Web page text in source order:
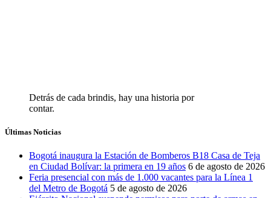
Detrás de cada brindis, hay una historia por
contar.
Últimas Noticias
Bogotá inaugura la Estación de Bomberos B18 Casa de Teja
en Ciudad Bolívar: la primera en 19 años 6 de agosto de 2026
Feria presencial con más de 1.000 vacantes para la Línea 1
del Metro de Bogotá 5 de agosto de 2026